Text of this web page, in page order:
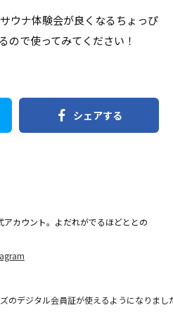
ウナ体験会が良くなるちょっぴ
ので使ってみてください！
シェアする
アカウント。よだれがでるほどととの
のデジタル会員証が使えるようになりまし